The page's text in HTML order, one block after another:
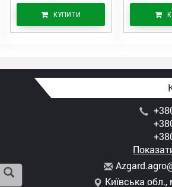
КУПИТИ
Azgard.agr
Київська